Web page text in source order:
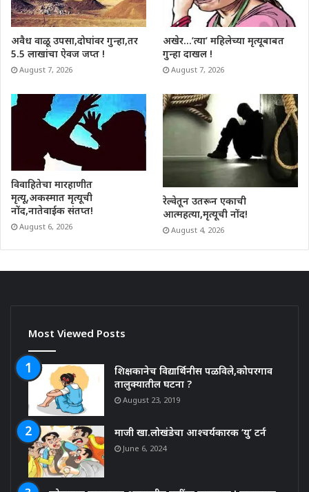
अवैध वाळू उपसा,दोघांवर गुन्हा,तर
5.5 लाखांचा ऐवज जप्त !
August 7, 2026
अखेर…’त्या’ महिलेच्या मृत्यूबाबत
गुन्हा दाखल !
August 7, 2026
विवाहितेचा मारहाणीत
मृत्यू,अकस्मात मृत्यूची
नोंद,नातेवाईक संतप्त!
August 6, 2026
रेल्वेतून उतरून एकाची
आत्महत्या,मृत्यूची नोंद!
August 4, 2026
Most Viewed Posts
शिक्षकानेच विद्यार्थिनीस पळविले,कोपरगाव
तालुक्यातील घटना ?
August 23, 2019
माजी खा.लोखंडेचा आश्चर्यकारक ‘यु’ टर्न
June 6, 2024